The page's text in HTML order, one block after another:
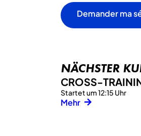
Demander ma
NÄCHSTER
CROSS-
Startet um 12:15 Uhr
Mehr